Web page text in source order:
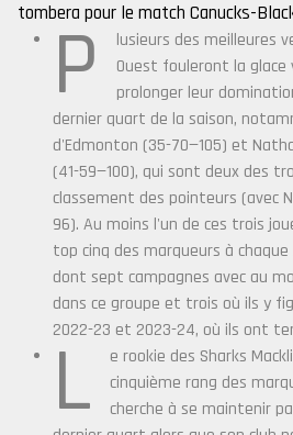
tombera pour le match Canucks-
P
lusieurs des meilleures
Ouest fouleront la glace
prolonger leur
dernier quart de la saison,
d'Edmonton (35-70—105) et
(41-59—100), qui sont deux des
classement des pointeurs (avec
96). Au moins l'un de ces trois
top cinq des marqueurs à chaque
dont sept campagnes avec au
dans ce groupe et trois où ils y
2022-23 et 2023-24, où ils ont
L
e rookie des Sharks
cinquième rang des
cherche à se maintenir